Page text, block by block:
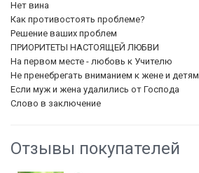
Нет вина
Как противостоять проблеме?
Решение ваших проблем
ПРИОРИТЕТЫ НАСТОЯЩЕЙ ЛЮБВИ
На первом месте - любовь к Учителю
Не пренебрегать вниманием к жене и детям
Если муж и жена удалились от Господа
Слово в заключение
Отзывы покупателей